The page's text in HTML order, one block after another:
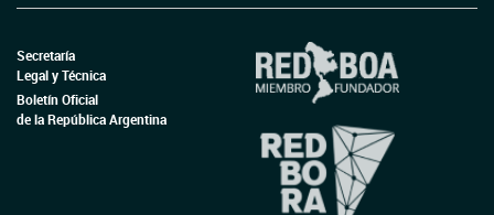
Secretaría
Legal y Técnica
Boletín Oficial
de la República Argentina